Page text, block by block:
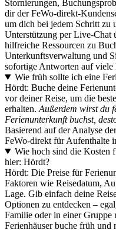
Stornierungen,
dir der FeWo-direkt-
um dich bei jedem Schritt zu
Unterstützung per Live-Chat
hilfreiche Ressourcen zu
Unterkunftsverwaltung und
sofortige Antworten auf viele
Wie früh sollte ich eine
Hördt: Buche deine
vor deiner Reise, um die
erhalten. Außerdem wirst du
Ferienunterkunft buchst,
Basierend auf der Analyse
FeWo-direkt für Aufenthalte
Wie hoch sind die Kosten
hier: Hördt?
Hördt: Die Preise für
Faktoren wie Reisedatum,
Lage. Gib einfach deine
Optionen zu entdecken –
Familie oder in einer
Ferienhäuser buche früh und